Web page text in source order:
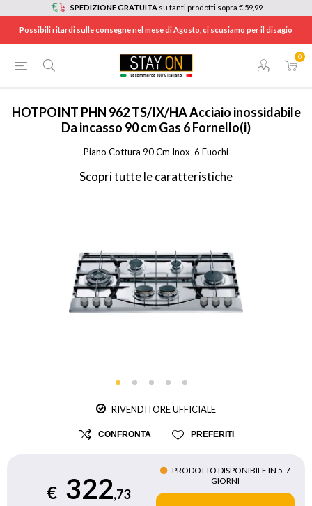
SPEDIZIONE GRATUITA su tanti prodotti sopra € 59,99
Possibili ritardi sulle consegne nel mese di Agosto, ci scusiamo per il disagio
0
ELETTRODOMESTICI / ELETTRODOMESTICI DA INCASSO
HOTPOINT PHN 962 TS/IX/HA Acciaio inossidabile
Da incasso 90 cm Gas 6 Fornello(i)
Piano Cottura 90 Cm Inox  6 Fuochi
Scopri tutte le caratteristiche
RIVENDITORE UFFICIALE
CONFRONTA PREFERITI
€ 322,73
PRODOTTO DISPONIBILE IN 5‑7
GIORNI